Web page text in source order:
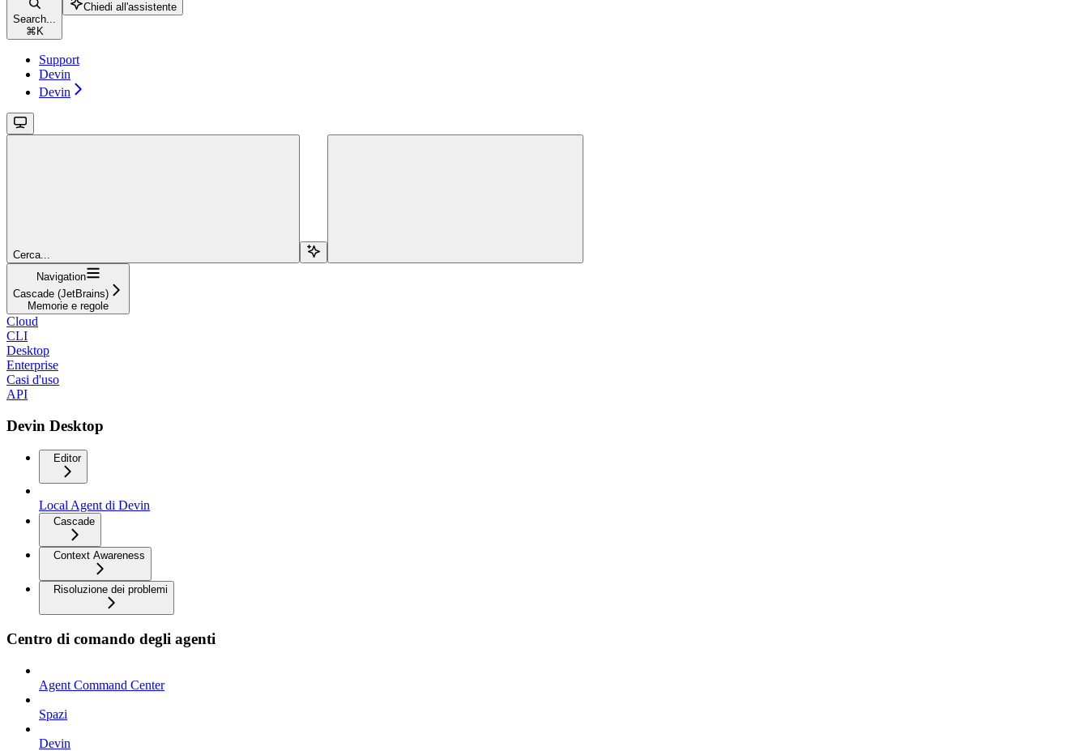
Search...
⌘ K
Chiedi all'assistente
Support
Devin
Devin
Cerca...
Navigation
Cascade (JetBrains)
Memorie e regole
Cloud
CLI
Desktop
Enterprise
Casi d'uso
API
Devin Desktop
Editor
Local Agent di Devin
Cascade
Context Awareness
Risoluzione dei problemi
Centro di comando degli agenti
Agent Command Center
Spazi
Devin